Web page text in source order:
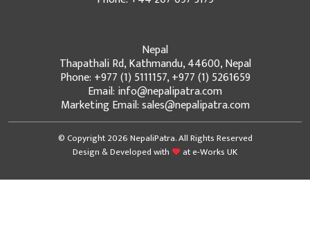
Nepal
Thapathali Rd, Kathmandu, 44600, Nepal
Phone: +977 (1) 5111157, +977 (1) 5261659
Email: info@nepalipatra.com
Marketing Email: sales@nepalipatra.com
© Copyright 2026 NepaliPatra. All Rights Reserved
Design & Developed with
ate-Works UK